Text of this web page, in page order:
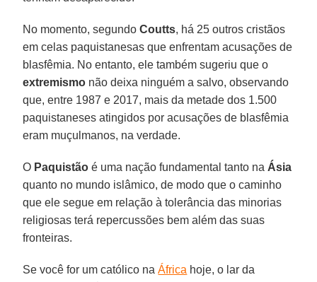
No momento, segundoCoutts, há 25 outros cristãos
em celas paquistanesas que enfrentam acusações de
blasfêmia. No entanto, ele também sugeriu que o
extremismo não deixa ninguém a salvo, observando
que, entre 1987 e 2017, mais da metade dos 1.500
paquistaneses atingidos por acusações de blasfêmia
eram muçulmanos, na verdade.
O Paquistão é uma nação fundamental tanto na Ásia
quanto no mundo islâmico, de modo que o caminho
que ele segue em relação à tolerância das minorias
religiosas terá repercussões bem além das suas
fronteiras.
Se você for um católico naÁfrica hoje, o lar da